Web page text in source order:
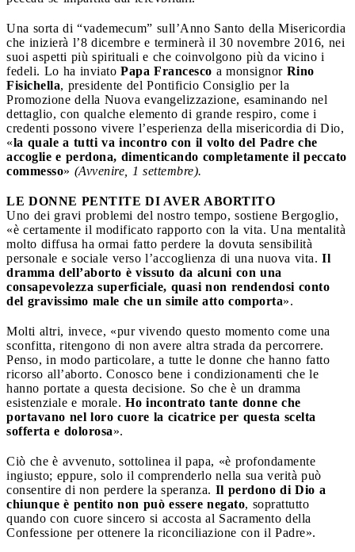
Una sorta di “vademecum” sull’Anno Santo della Misericordia
che inizierà l’8 dicembre e terminerà il 30 novembre 2016, nei
suoi aspetti più spirituali e che coinvolgono più da vicino i
fedeli. Lo ha inviato Papa Francesco a monsignor Rino
Fisichella, presidente del Pontificio Consiglio per la
Promozione della Nuova evangelizzazione, esaminando nel
dettaglio, con qualche elemento di grande respiro, come i
credenti possono vivere l’esperienza della misericordia di Dio,
«la quale a tutti va incontro con il volto del Padre che
accoglie e perdona, dimenticando completamente il peccato
commesso» (Avvenire, 1 settembre).
LE DONNE PENTITE DI AVER ABORTITO
Uno dei gravi problemi del nostro tempo, sostiene Bergoglio,
«è certamente il modificato rapporto con la vita. Una mentalità
molto diffusa ha ormai fatto perdere la dovuta sensibilità
personale e sociale verso l’accoglienza di una nuova vita. Il
dramma dell’aborto è vissuto da alcuni con una
consapevolezza superficiale, quasi non rendendosi conto
del gravissimo male che un simile atto comporta».
Molti altri, invece, «pur vivendo questo momento come una
sconfitta, ritengono di non avere altra strada da percorrere.
Penso, in modo particolare, a tutte le donne che hanno fatto
ricorso all’aborto. Conosco bene i condizionamenti che le
hanno portate a questa decisione. So che è un dramma
esistenziale e morale. Ho incontrato tante donne che
portavano nel loro cuore la cicatrice per questa scelta
sofferta e dolorosa».
Ciò che è avvenuto, sottolinea il papa, «è profondamente
ingiusto; eppure, solo il comprenderlo nella sua verità può
consentire di non perdere la speranza. Il perdono di Dio a
chiunque è pentito non può essere negato, soprattutto
quando con cuore sincero si accosta al Sacramento della
Confessione per ottenere la riconciliazione con il Padre».